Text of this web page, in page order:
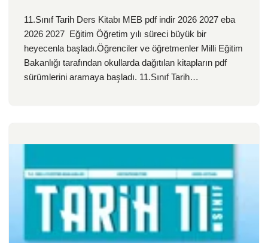
11.Sınıf Tarih Ders Kitabı MEB pdf indir 2026 2027 eba
2026 2027 Eğitim Öğretim yılı süreci büyük bir
heyecenla başladı.Öğrenciler ve öğretmenler Milli Eğitim
Bakanlığı tarafından okullarda dağıtılan kitapların pdf
sürümlerini aramaya başladı. 11.Sınıf Tarih…